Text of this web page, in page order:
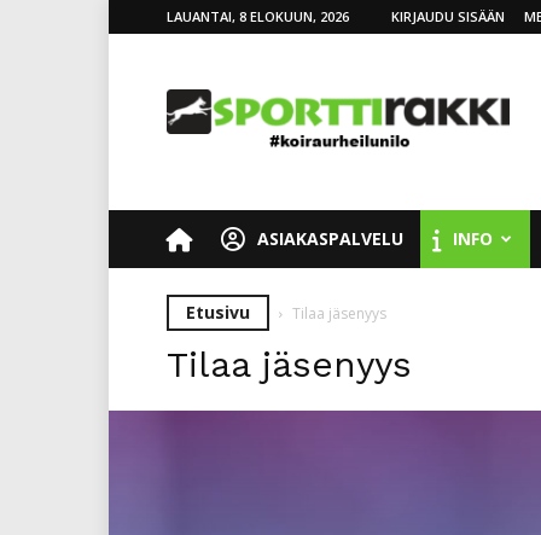
LAUANTAI, 8 ELOKUUN, 2026 KIRJAUDU SISÄÄN
ASIAKASPALVELU INFO
Etusivu Tilaa jäsenyys
Tilaa jäsenyys